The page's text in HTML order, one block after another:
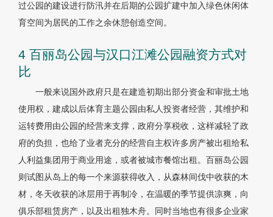
过公园的建设进行防汛并在后期的公园扩建中加入绿色休闲体
育空间为居民的工作之余休憩创造空间。
4 百丽岛公园与汉口江滩公园融资方式对
比
一般来说国外政府只是在建造初期出部分资金和审批土地
使用权，建成以后体育主题公园由私人投资者经营，其维护和
运转费用由公园的经营来支撑，政府分享税收，这样减轻了政
府的负担，也给了业者充分的经营自主权许多房产被出租给私
人利益集团用于商业用途，或者被城市餐馆出租。百丽岛公园
则试图从岛上的每一个来源获得收入，从森林间伐中收获的木
材，冬天收获的冰层用于再制冷，在温暖的季节提供凉爽，向
俱乐部租赁房产，以及出租独木舟。同时当地也有很多企业家